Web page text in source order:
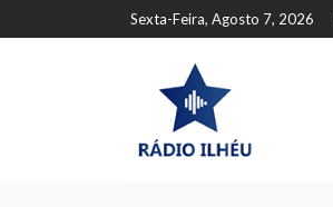
Sexta-Feira, Agosto 7, 2026